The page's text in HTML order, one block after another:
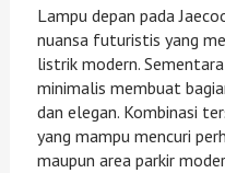
Lampu depan pada
nuansa futuristis yang
listrik modern.
minimalis membuat
dan elegan. Kombinasi
yang mampu mencuri
maupun area parkir